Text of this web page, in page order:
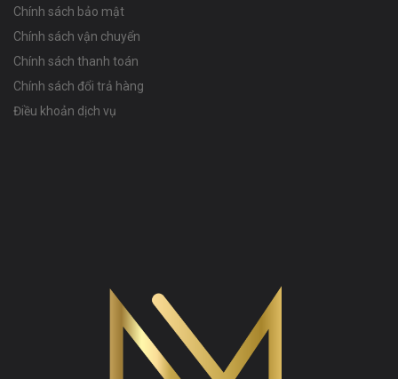
Chính sách bảo mật
Chính sách vận chuyển
Chính sách thanh toán
Chính sách đổi trả hàng
Điều khoản dịch vụ